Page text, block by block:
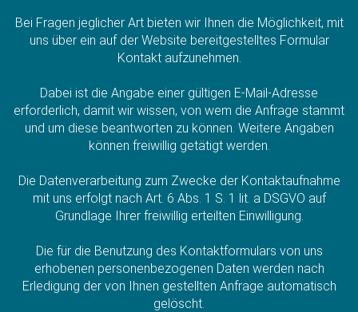
Bei Fragen jeglicher Art bieten wir Ihnen die Möglichkeit, mit
uns über ein auf der Website bereitgestelltes Formular
Kontakt aufzunehmen.
Dabei ist die Angabe einer gültigen E-Mail-Adresse
erforderlich, damit wir wissen, von wem die Anfrage stammt
und um diese beantworten zu können. Weitere Angaben
können freiwillig getätigt werden.
Die Datenverarbeitung zum Zwecke der Kontaktaufnahme
mit uns erfolgt nach Art. 6 Abs. 1 S. 1 lit. a DSGVO auf
Grundlage Ihrer freiwillig erteilten Einwilligung.
Die für die Benutzung des Kontaktformulars von uns
erhobenen personenbezogenen Daten werden nach
Erledigung der von Ihnen gestellten Anfrage automatisch
gelöscht.